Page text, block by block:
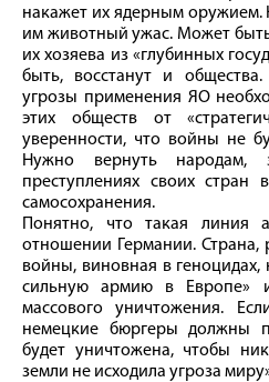
накажет их ядерным
им животный ужас. Может
их хозяева из «глубинных
быть, восстанут и общества.
угрозы применения ЯО
этих обществ от
уверенности, что войны не
Нужно вернуть
преступлениях своих стран
самосохранения.
Понятно, что такая линия
отношении Германии. Страна,
войны, виновная в
сильную армию в Европе»
массового уничтожения.
немецкие бюргеры должны
будет уничтожена, чтобы
земли не исходила угроза